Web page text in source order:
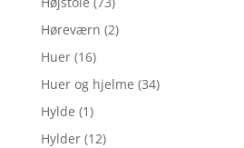
Høreværn (2)
Huer (16)
Huer og hjelme (34)
Hylde (1)
Hylder (12)